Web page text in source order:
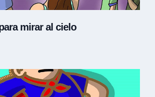
mirar al cielo